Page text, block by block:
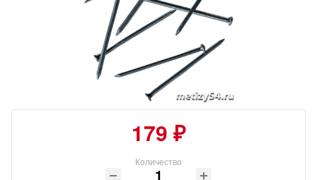
179 ₽
Количество